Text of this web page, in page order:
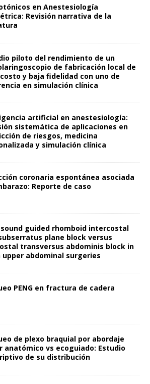
en Anestesiología
Revisión narrativa de la
piloto del rendimiento de un
de fabricación local de
y baja fidelidad con uno de
en simulación clínica
artificial en anestesiología:
sistemática de aplicaciones en
de riesgos, medicina
y simulación clínica
coronaria espontánea asociada
Reporte de caso
guided rhomboid intercostal
plane block versus
transversus abdominis block in
upper abdominal surgeries
PENG en fractura de cadera
de plexo braquial por abordaje
anatómico vs ecoguiado: Estudio
de su distribución